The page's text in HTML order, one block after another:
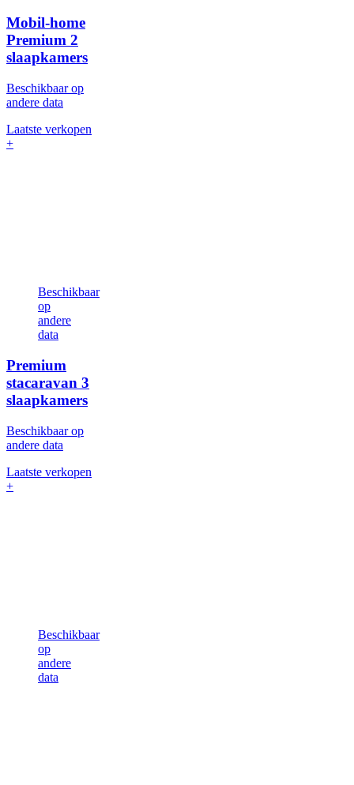
Mobil-home
Premium 2
slaapkamers
Beschikbaar op
andere data
Laatste verkopen
+
Beschikbaar
op
andere
data
Premium
stacaravan 3
slaapkamers
Beschikbaar op
andere data
Laatste verkopen
+
Beschikbaar
op
andere
data